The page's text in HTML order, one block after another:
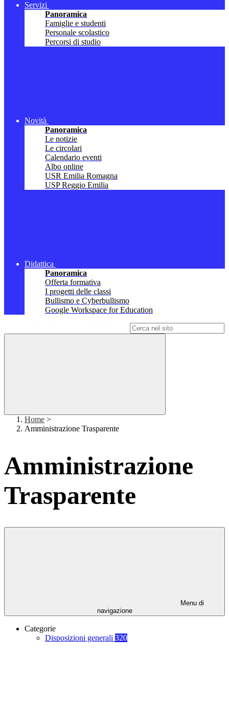
Servizi
Panoramica
Famiglie e studenti
Personale scolastico
Percorsi di studio
Novità
Panoramica
Le notizie
Le circolari
Calendario eventi
Albo online
USR Emilia Romagna
USP Reggio Emilia
Didattica
Panoramica
Offerta formativa
I progetti delle classi
Bullismo e Cyberbullismo
Google Workspace for Education
Home >
Amministrazione Trasparente
Amministrazione
Trasparente
Menu di
navigazione
Categorie
Disposizioni generali 320